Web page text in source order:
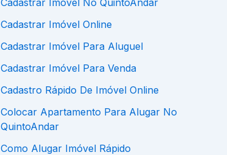
Cadastrar Imóvel Online
Cadastrar Imóvel Para Aluguel
Cadastrar Imóvel Para Venda
Cadastro Rápido De Imóvel Online
Colocar Apartamento Para Alugar No
QuintoAndar
Como Alugar Imóvel Rápido